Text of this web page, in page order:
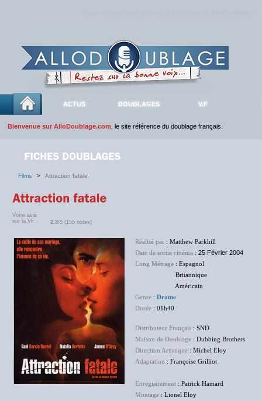
ACTUS DOUBLAGES V.F
Bienvenue sur AlloDoublage.com , le site référence du doublage français.
Films > Attraction fatale
Votre avis
sur la VF :
2.3/5 (155 notes)
Réalisé par : Matthew Parkhill
Date de sortie cinéma : 25 Février 2004
Long Métrage : Espagnol
Britannique
Américain
Genre : Drame
Durée : 01h40
Distributeur Français : SND
Maison de Doublage : Dubbing Brothers
Direction Artistique : Michel Eloy
Adaptation : Françoise Grilliot
Enregistrement : Patrick Hamard
Montage : Lionel Eloy